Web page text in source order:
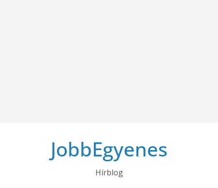
JobbEgyenes
Hírblog